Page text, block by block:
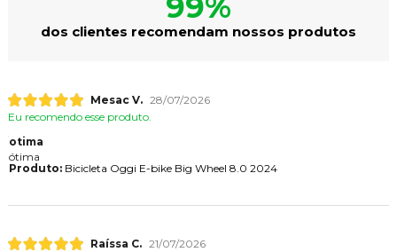
dos clientes recomendam nossos produtos
Mesac V. 28/07/2026
Eu recomendo esse produto.
otima
ótima
Produto:Bicicleta Oggi E-bike Big Wheel 8.0 2024
Raíssa C. 21/07/2026